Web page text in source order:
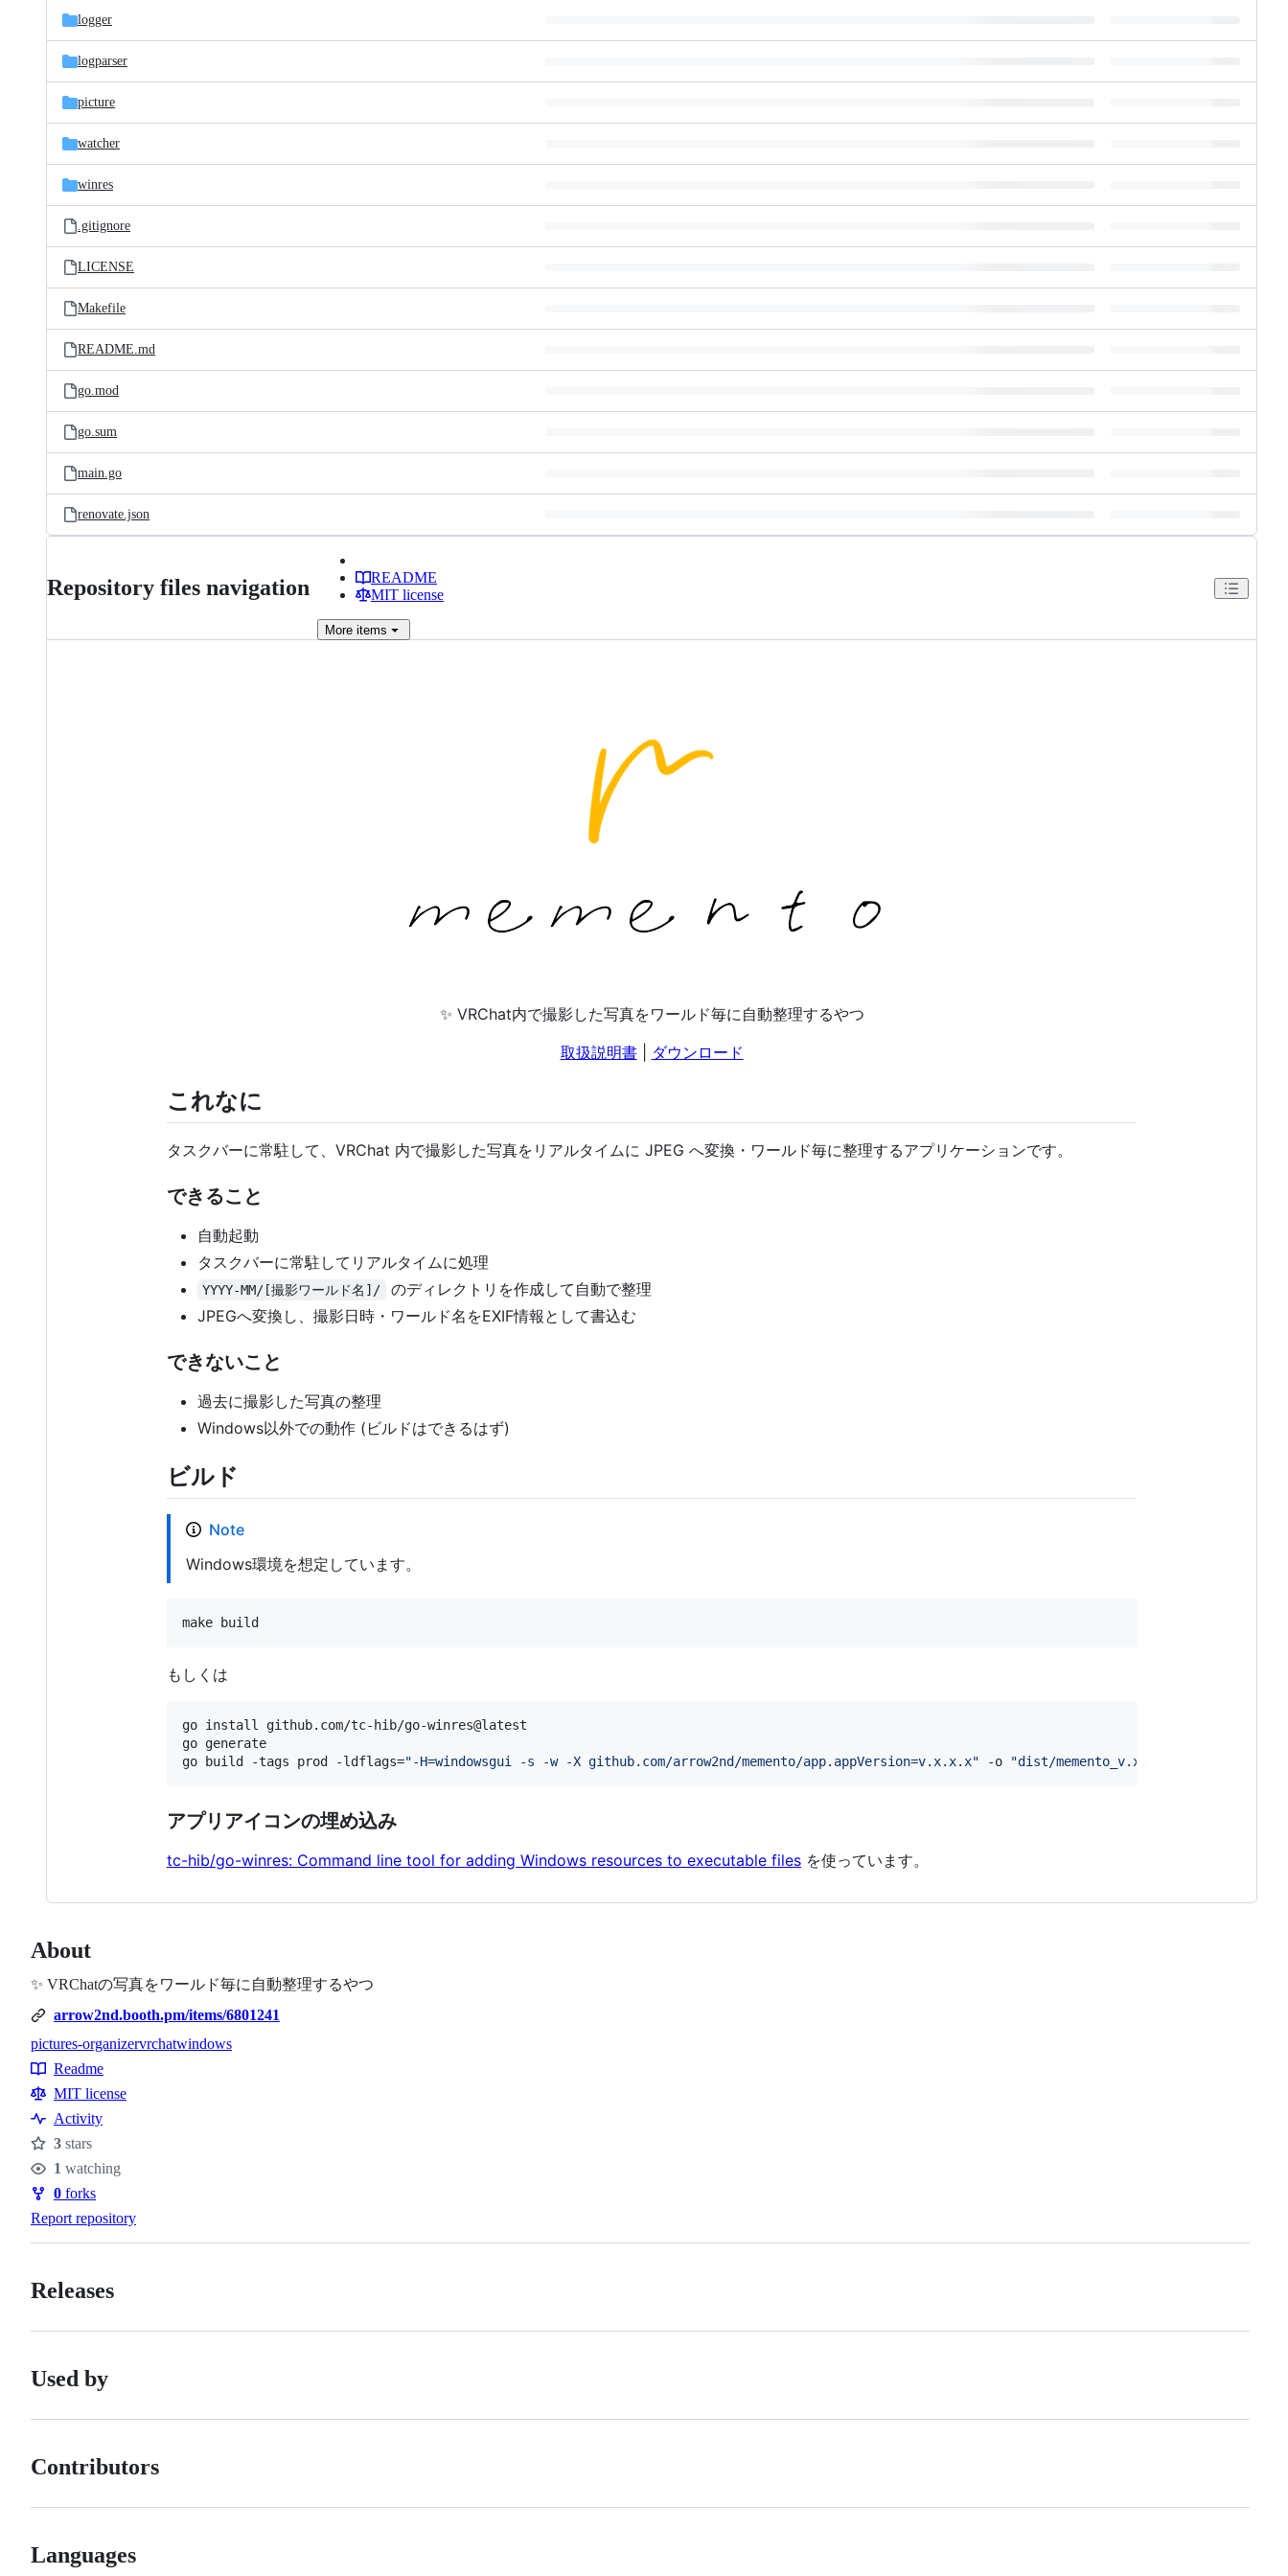
logger
logparser
picture
watcher
winres
.gitignore
LICENSE
Makefile
README.md
go.mod
go.sum
main.go
renovate.json
Repository files navigation
README
MIT license
More items
✨️ VRChat内で撮影した写真をワールド毎に自動整理するやつ
取扱説明書| ダウンロード
これなに
タスクバーに常駐して、VRChat 内で撮影した写真をリアルタイムに JPEG へ変換・ワールド毎に整理するアプリケーションです。
できること
自動起動
タスクバーに常駐してリアルタイムに処理
YYYY-MM/[撮影ワールド名]/
のディレクトリを作成して自動で整理
JPEGへ変換し、撮影日時・ワールド名をEXIF情報として書込む
できないこと
過去に撮影した写真の整理
Windows以外での動作 (ビルドはできるはず)
ビルド
Note
Windows環境を想定しています。
make build
もしくは
go install github.com/tc-hib/go-winres@latest
go generate
go build -tags prod -ldflags="-H=windowsgui -s -w -X github.com/arrow2nd/memento/app.appVersion=v.x.x.x" -o "dist/memento_v.x.x.x.exe
アプリアイコンの埋め込み
tc-hib/go-winres: Command line tool for adding Windows resources to executable files を使っています。
About
✨ VRChatの写真をワールド毎に自動整理するやつ
arrow2nd.booth.pm/items/6801241
Topics
pictures-organizervrchatwindows
Resources
Readme
MIT license
Activity
Stars
3 stars
Watchers
1 watching
Forks
0 forks
Report repository
Releases
Used by
Contributors
Languages